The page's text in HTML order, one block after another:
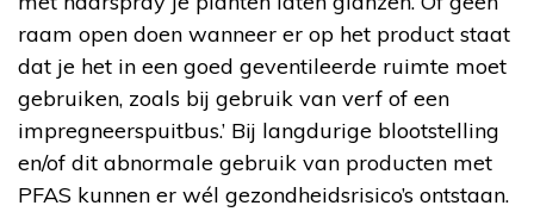
raam open doen wanneer er op het product staat
dat je het in een goed geventileerde ruimte moet
gebruiken, zoals bij gebruik van verf of een
impregneerspuitbus.’ Bij langdurige blootstelling
en/of dit abnormale gebruik van producten met
PFAS kunnen er wél gezondheidsrisico’s ontstaan.